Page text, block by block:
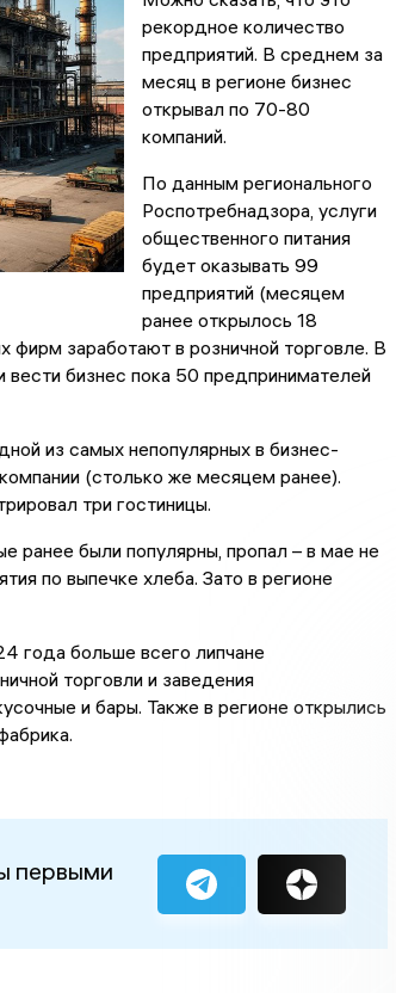
рекордное количество
предприятий. В среднем за
месяц в регионе бизнес
открывал по 70-80
компаний.
По данным регионального
Роспотребнадзора, услуги
общественного питания
будет оказывать 99
предприятий (месяцем
ранее открылось 18
фирм заработают в розничной торговле. В
бизнес пока 50 предпринимателей
из самых непопулярных в бизнес-
(столько же месяцем ранее).
три гостиницы.
ранее были популярны, пропал – в мае не
по выпечке хлеба. Зато в регионе
года больше всего липчане
торговли и заведения
и бары. Также в регионе открылись
первыми